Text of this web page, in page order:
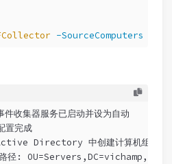
-SourceComputers
收集器服务已启动并设为自动
置完成
Directory 中创建计算机组
径: